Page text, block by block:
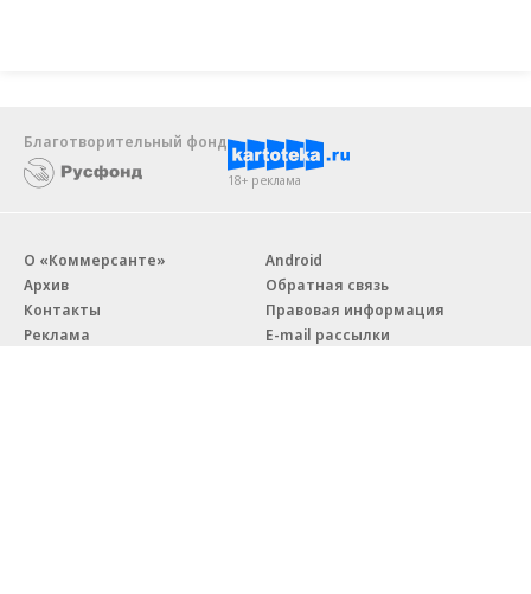
Благотворительный фонд
18+ реклама
О «Коммерсанте»
Архив
Контакты
Реклама
Android
Обратная связь
Правовая информация
E-mail рассылки